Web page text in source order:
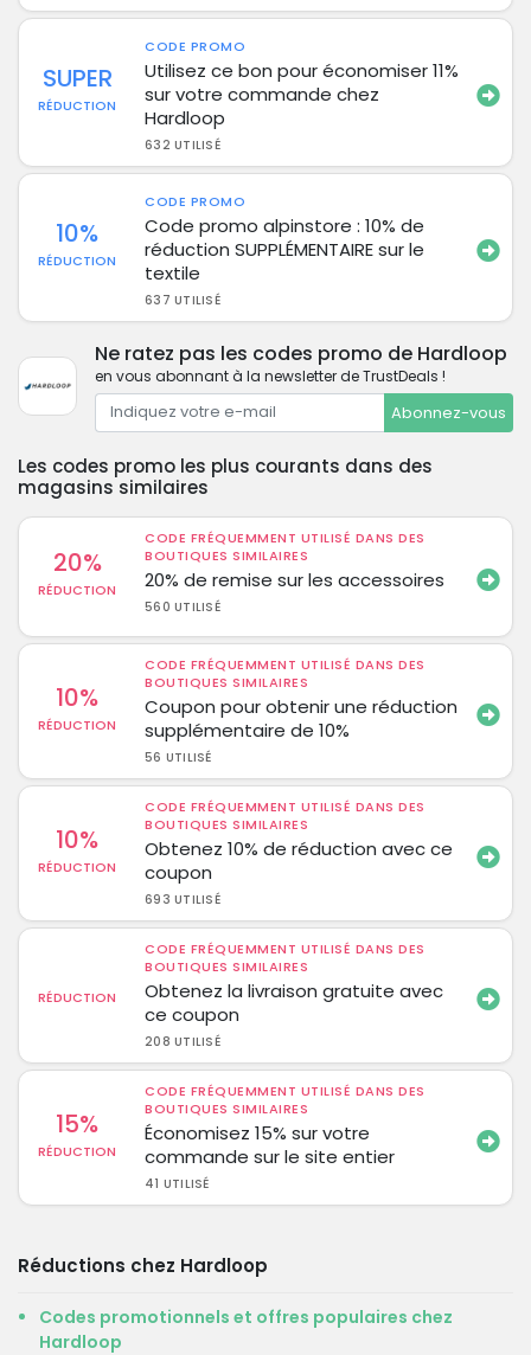
SUPER
RÉDUCTION
CODE PROMO
Utilisez ce bon pour économiser 11%
sur votre commande chez
Hardloop
632 UTILISÉ
10%
RÉDUCTION
CODE PROMO
Code promo alpinstore : 10% de
réduction SUPPLÉMENTAIRE sur le
textile
637 UTILISÉ
Ne ratez pas les codes promo de Hardloop
en vous abonnant à la newsletter de TrustDeals !
Abonnez-vous
Les codes promo les plus courants dans des
magasins similaires
20%
RÉDUCTION
CODE FRÉQUEMMENT UTILISÉ DANS DES
BOUTIQUES SIMILAIRES
20% de remise sur les accessoires
560 UTILISÉ
10%
RÉDUCTION
CODE FRÉQUEMMENT UTILISÉ DANS DES
BOUTIQUES SIMILAIRES
Coupon pour obtenir une réduction
supplémentaire de 10%
56 UTILISÉ
10%
RÉDUCTION
CODE FRÉQUEMMENT UTILISÉ DANS DES
BOUTIQUES SIMILAIRES
Obtenez 10% de réduction avec ce
coupon
693 UTILISÉ
RÉDUCTION
CODE FRÉQUEMMENT UTILISÉ DANS DES
BOUTIQUES SIMILAIRES
Obtenez la livraison gratuite avec
ce coupon
208 UTILISÉ
15%
RÉDUCTION
CODE FRÉQUEMMENT UTILISÉ DANS DES
BOUTIQUES SIMILAIRES
Économisez 15% sur votre
commande sur le site entier
41 UTILISÉ
Réductions chez Hardloop
Codes promotionnels et offres populaires chez
Hardloop